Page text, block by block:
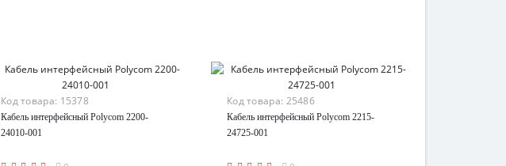
Код товара: 15378
Кабель интерфейсный Polycom 2200-
24010-001
Код товара: 25486
Кабель интерфейсный Polycom 2215-
24725-001